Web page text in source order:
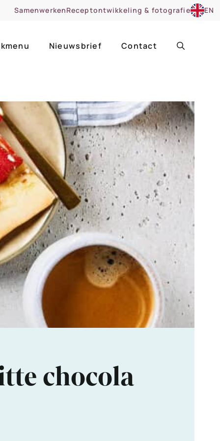
SamenwerkenReceptontwikkeling & fotografie EN
zoet
Nieuwsbrief Contact
chocola